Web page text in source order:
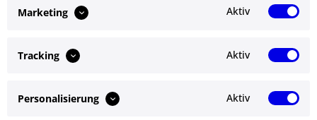
Kunden haben sich ebenfalls angesehen
Service Hotline
Marketing Aktiv
Tracking Aktiv
Personalisierung Aktiv